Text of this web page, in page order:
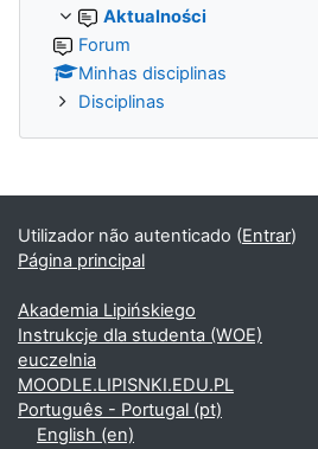
Aktualności
Forum
Minhas disciplinas
Disciplinas
Utilizador não autenticado (Entrar)
Página principal
Akademia Lipińskiego
Instrukcje dla studenta (WOE)
euczelnia
MOODLE.LIPISNKI.EDU.PL
Português - Portugal ‎(pt)‎
English ‎(en)‎